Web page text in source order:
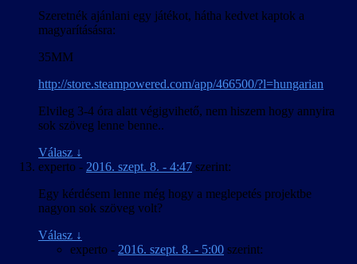
Szeretnék ajánlani egy játékot, hátha kedvet kaptok a
magyarításásra:
35MM
http://store.steampowered.com/app/466500/?l=hungarian
Elvileg 3-4 óra alatt végigvihető, nem hiszem hogy annyira
sok szöveg lenne benne..
Válasz ↓
experto - 2016. szept. 8. - 4:47 szerint:
Egy kérdésem lenne még hogy a meglepetés projektbe
nagyon sok szöveg volt?
Válasz ↓
experto - 2016. szept. 8. - 5:00 szerint: